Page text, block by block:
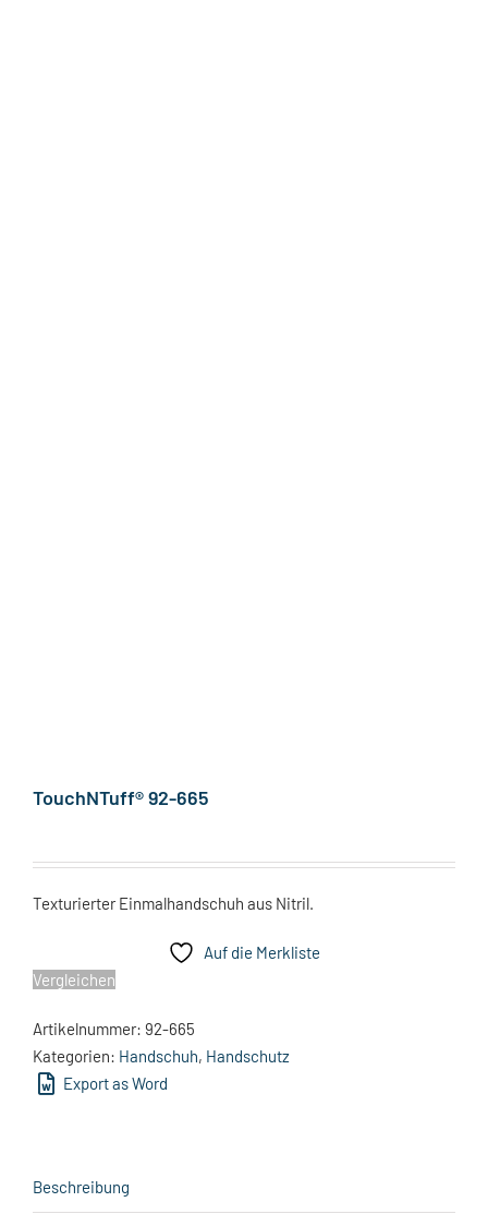
TouchNTuff® 92-665
Texturierter Einmalhandschuh aus Nitril.
Auf die Merkliste
Vergleichen
Artikelnummer: 92-665
Kategorien: Handschuh, Handschutz
Export as Word
Beschreibung